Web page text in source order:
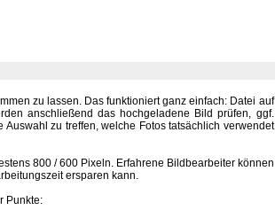
zu lassen. Das funktioniert ganz einfach: Datei auf
anschließend das hochgeladene Bild prüfen, ggf.
zu treffen, welche Fotos tatsächlich verwendet
800 / 600 Pixeln. Erfahrene Bildbearbeiter können
ersparen kann.
Punkte: